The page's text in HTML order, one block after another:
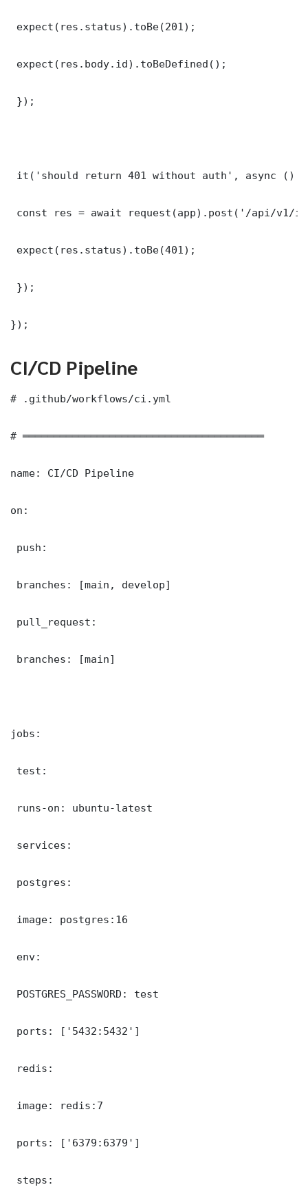
expect(res.status).toBe(201);
expect(res.body.id).toBeDefined();
});
it('should return 401 without auth', async ()
const res = await request(app).post('/api/v1/
expect(res.status).toBe(401);
});
});
CI/CD Pipeline
# .github/workflows/ci.yml
# ═══════════════════════════════════════
name: CI/CD Pipeline
on:
push:
branches: [main, develop]
pull_request:
branches: [main]
jobs:
test:
runs-on: ubuntu-latest
services:
postgres:
image: postgres:16
env:
POSTGRES_PASSWORD: test
ports: ['5432:5432']
redis:
image: redis:7
ports: ['6379:6379']
steps: